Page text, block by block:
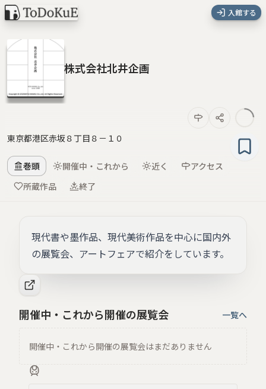
入館する
株式会社北井企画
東京都港区赤坂８丁目８－１０
巻頭 開催中・これから 近く
アクセス
所蔵作品
終了
現代書や墨作品、現代美術作品を中心に国内外
の展覧会、アートフェアで紹介をしています。
開催中・これから開催の展覧会 一覧へ
開催中・これから開催の展覧会はまだありません